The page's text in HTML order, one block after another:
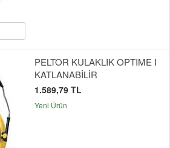
PELTOR KULAKLIK OPTIME I
KATLANABİLİR
1.589,79 TL
Yeni Ürün